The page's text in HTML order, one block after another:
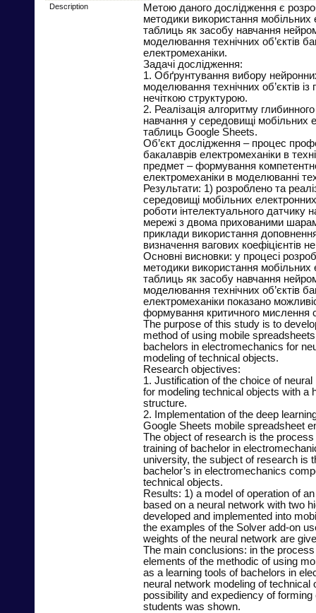
Description
Метою даного дослідження є
методики використання мобільних
таблиць як засобу навчання
моделювання технічних об’єктів
електромеханіки.
Задачі дослідження:
1. Обґрунтування вибору
моделювання технічних об’єктів
нечіткою структурою.
2. Реалізація алгоритму
навчання у середовищі мобільних
таблиць Google Sheets.
Об’єкт дослідження – процес
бакалаврів електромеханіки в
предмет – формування
електромеханіки в моделюванні
Результати: 1) розроблено та
середовищі мобільних
роботи інтелектуального датчику
мережі з двома прихованими
приклади використання
визначення вагових коефіцієнтів
Основні висновки: у процесі
методики використання мобільних
таблиць як засобу навчання
моделювання технічних об’єктів
електромеханіки показано
формування критичного мислення
The purpose of this study is to
method of using mobile
bachelors in electromechanics for
modeling of technical objects.
Research objectives:
1. Justification of the choice of
for modeling technical objects with a
structure.
2. Implementation of the deep
Google Sheets mobile spreadsheet
The object of research is the
training of bachelor in
university, the subject of research is
bachelor’s in electromechanics
technical objects.
Results: 1) a model of operation of
based on a neural network with two
developed and implemented into
the examples of the Solver add-on
weights of the neural network are
The main conclusions: in the
elements of the methodic of using
as a learning tools of bachelors in
neural network modeling of technical
possibility and expediency of forming
students was shown.